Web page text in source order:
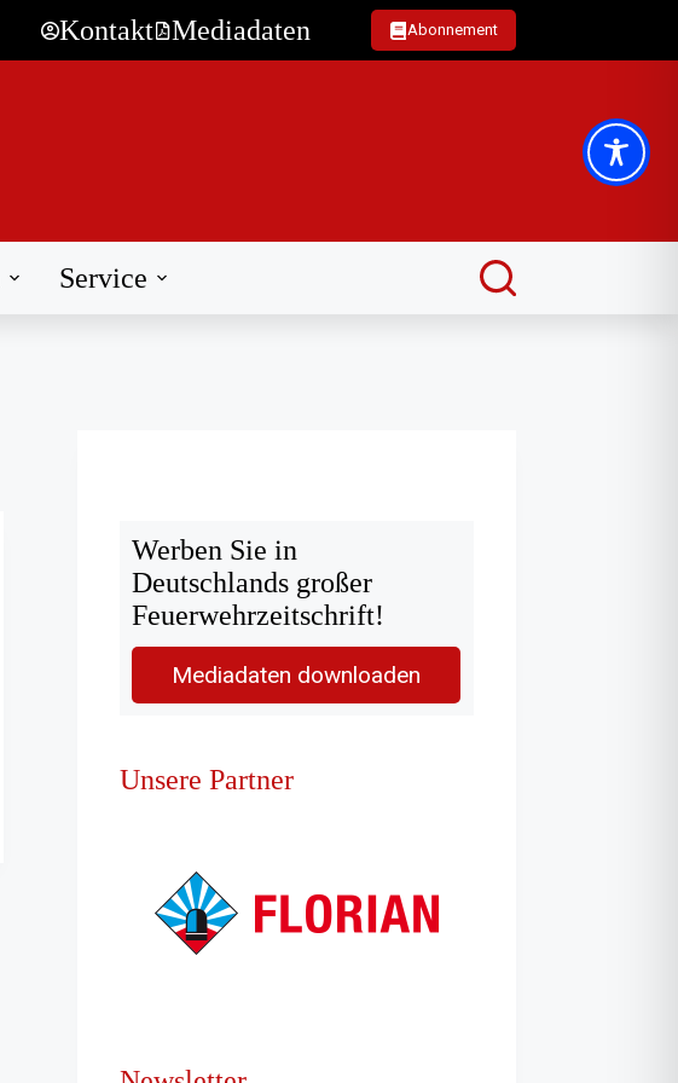
Kontakt Mediadaten Abonnement
Service
Werben Sie in
Deutschlands großer
Feuerwehrzeitschrift!
Mediadaten downloaden
Unsere Partner